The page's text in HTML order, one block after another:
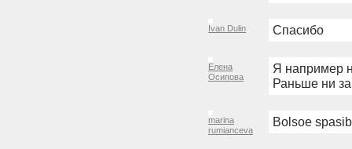
Ivan Dulin Спасибо
Елена
Осипова
Я например
Раньше ни за
marina
rumianceva
Bolsoe